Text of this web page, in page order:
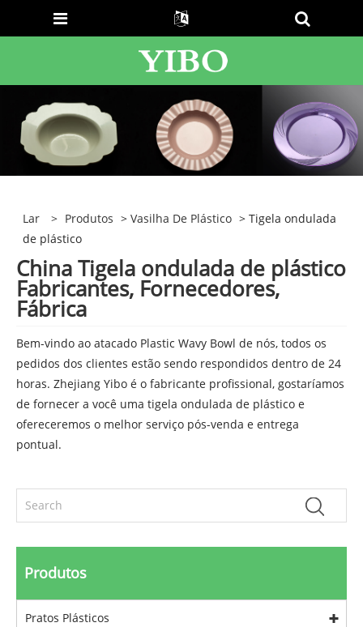
Lar > Produtos >Vasilha De Plástico > Tigela ondulada
de plástico
China Tigela ondulada de plástico
Fabricantes, Fornecedores,
Fábrica
Bem-vindo ao atacado Plastic Wavy Bowl de nós, todos os
pedidos dos clientes estão sendo respondidos dentro de 24
horas. Zhejiang Yibo é o fabricante profissional, gostaríamos
de fornecer a você uma tigela ondulada de plástico e
ofereceremos o melhor serviço pós-venda e entrega
pontual.
Produtos
Pratos Plásticos